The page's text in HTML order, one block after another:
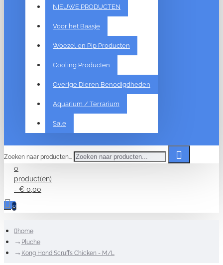
NIEUWE PRODUCTEN
Voor het Baasje
Woezel en Pip Producten
Cooling Producten
Overige Dieren Benodigdheden
Aquarium / Terrarium
Sale
Zoeken naar producten...
0
product(en)
- € 0,00
0
home
Pluche
Kong Hond Scruffs Chicken - M/L